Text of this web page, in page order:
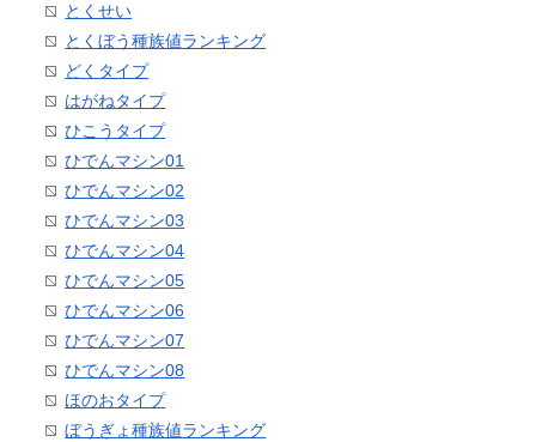
とくせい
とくぼう種族値ランキング
どくタイプ
はがねタイプ
ひこうタイプ
ひでんマシン01
ひでんマシン02
ひでんマシン03
ひでんマシン04
ひでんマシン05
ひでんマシン06
ひでんマシン07
ひでんマシン08
ほのおタイプ
ぼうぎょ種族値ランキング